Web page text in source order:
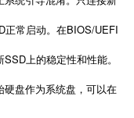
正常启动。在BIOS/UEFI
SSD上的稳定性和性能。
盘作为系统盘，可以在